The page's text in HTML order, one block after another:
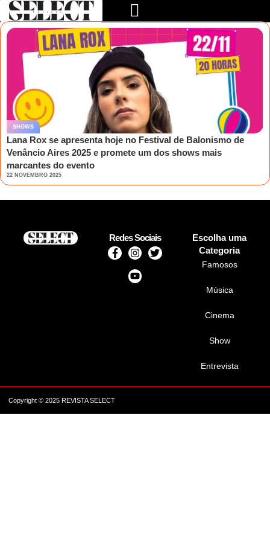
SHOWS
Lana Rox se apresenta hoje no Festival de Balonismo de
Venâncio Aires 2025 e promete um dos shows mais
marcantes do evento
22 NOVEMBRO 2025
Redes Sociais
Escolha uma
Categoria
Famosos
Música
Cinema
Show
Entrevista
Copyright © 2025 REVISTA SELECT